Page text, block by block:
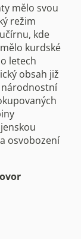
mělo svou
režim
kde
kurdské
letech
obsah již
osvobození